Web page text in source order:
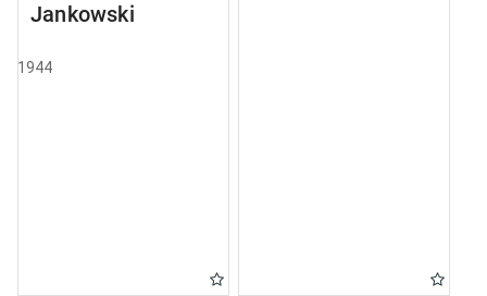
Jankowski
1944